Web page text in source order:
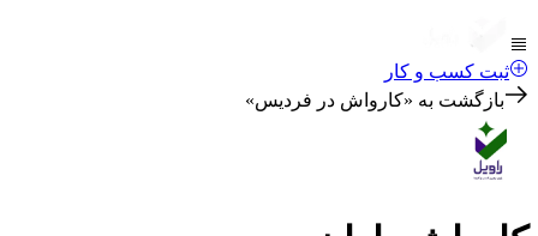
ثبت کسب و کار
بازگشت به «کارواش در فردیس»